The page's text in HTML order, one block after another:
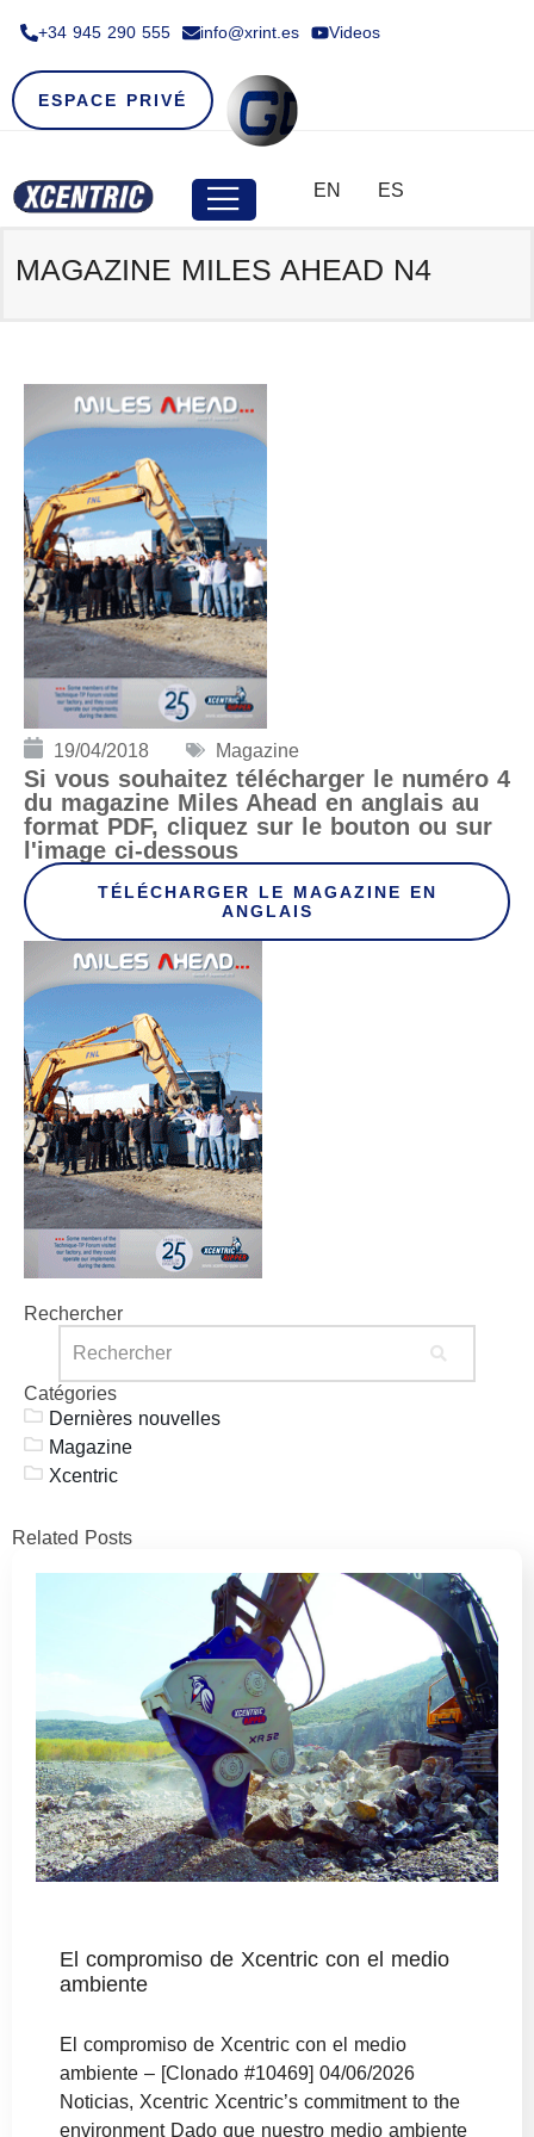
+34 945 290 555​ info@xrint.es Videos
ESPACE PRIVÉ
EN ES
MAGAZINE MILES AHEAD N4
19/04/2018 Magazine
Si vous souhaitez télécharger le numéro 4
du magazine Miles Ahead en anglais au
format PDF, cliquez sur le bouton ou sur
l'image ci-dessous
TÉLÉCHARGER LE MAGAZINE EN
ANGLAIS
Rechercher
Catégories
Dernières nouvelles
Magazine
Xcentric
Related Posts
El compromiso de Xcentric con el medio
ambiente
El compromiso de Xcentric con el medio
ambiente – [Clonado #10469] 04/06/2026
Noticias, Xcentric Xcentric’s commitment to the
environment Dado que nuestro medio ambiente